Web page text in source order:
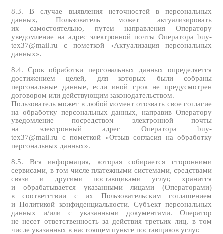
8.3. В случае выявления неточностей в персональных
данных, Пользователь может актуализировать
их самостоятельно, путем направления Оператору
уведомление на адрес электронной почты Оператора buy-
tex37@mail.ru с пометкой «Актуализация персональных
данных».
8.4. Срок обработки персональных данных определяется
достижением целей, для которых были собраны
персональные данные, если иной срок не предусмотрен
договором или действующим законодательством.
Пользователь может в любой момент отозвать свое согласие
на обработку персональных данных, направив Оператору
уведомление посредством электронной почты
на электронный адрес Оператора buy-
tex37@mail.ru с пометкой «Отзыв согласия на обработку
персональных данных».
8.5. Вся информация, которая собирается сторонними
сервисами, в том числе платежными системами, средствами
связи и другими поставщиками услуг, хранится
и обрабатывается указанными лицами (Операторами)
в соответствии с их Пользовательским соглашением
и Политикой конфиденциальности. Субъект персональных
данных и/или с указанными документами. Оператор
не несет ответственность за действия третьих лиц, в том
числе указанных в настоящем пункте поставщиков услуг.